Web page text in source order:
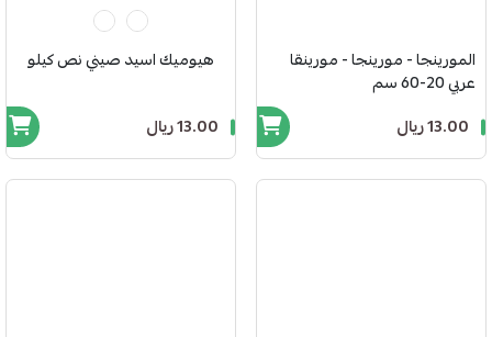
المورينجا - مورينجا - مورينقا
عربي 20-60 سم
13.00 ريال
هيوميك اسيد صيني نص كيلو
13.00 ريال